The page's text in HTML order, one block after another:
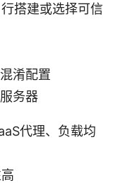
搭建或选择可信
淆配置
务器
代理、负载均